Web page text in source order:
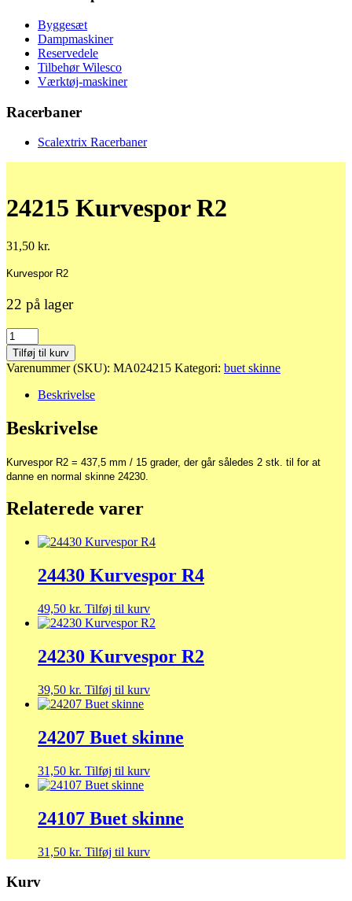
Byggesæt
Dampmaskiner
Reservedele
Tilbehør Wilesco
Værktøj-maskiner
Racerbaner
Scalextrix Racerbaner
24215 Kurvespor R2
31,50 kr.
Kurvespor R2
22 på lager
24215
Kurvespor
R2
antal
Tilføj til kurv
Varenummer (SKU): MA024215 Kategori: buet skinne
Beskrivelse
Beskrivelse
Kurvespor R2 = 437,5 mm / 15 grader, der går således 2 stk. til for at
danne en normal skinne 24230.
Relaterede varer
24430 Kurvespor R4
49,50 kr. Tilføj til kurv
24230 Kurvespor R2
39,50 kr. Tilføj til kurv
24207 Buet skinne
31,50 kr. Tilføj til kurv
24107 Buet skinne
31,50 kr. Tilføj til kurv
Kurv